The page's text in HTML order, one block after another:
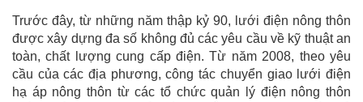
Trước đây, từ những năm thập kỷ 90, lưới điện nông thôn
được xây dựng đa số không đủ các yêu cầu về kỹ thuật an
toàn, chất lượng cung cấp điện. Từ năm 2008, theo yêu
cầu của các địa phương, công tác chuyển giao lưới điện
hạ áp nông thôn từ các tổ chức quản lý điện nông thôn